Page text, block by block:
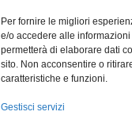
Per fornire le migliori
e/o accedere alle
permetterà di elaborare dati
sito. Non acconsentire o
caratteristiche e funzioni.
Gestisci servizi
Il Blog della Redazione